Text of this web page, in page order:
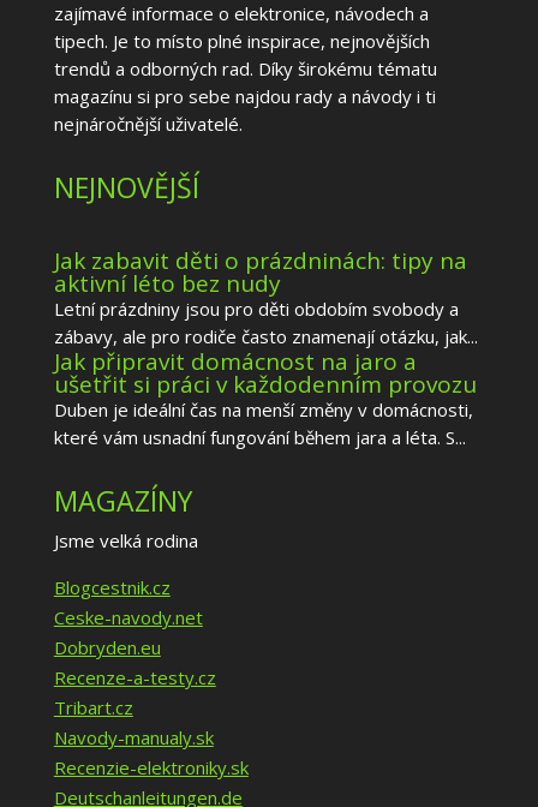
zajímavé informace o elektronice, návodech a
tipech. Je to místo plné inspirace, nejnovějších
trendů a odborných rad. Díky širokému tématu
magazínu si pro sebe najdou rady a návody i ti
nejnáročnější uživatelé.
NEJNOVĚJŠÍ
Jak zabavit děti o prázdninách: tipy na
aktivní léto bez nudy
Letní prázdniny jsou pro děti obdobím svobody a
zábavy, ale pro rodiče často znamenají otázku, jak...
Jak připravit domácnost na jaro a
ušetřit si práci v každodenním provozu
Duben je ideální čas na menší změny v domácnosti,
které vám usnadní fungování během jara a léta. S...
MAGAZÍNY
Jsme velká rodina
Blogcestnik.cz
Ceske-navody.net
Dobryden.eu
Recenze-a-testy.cz
Tribart.cz
Navody-manualy.sk
Recenzie-elektroniky.sk
Deutschanleitungen.de